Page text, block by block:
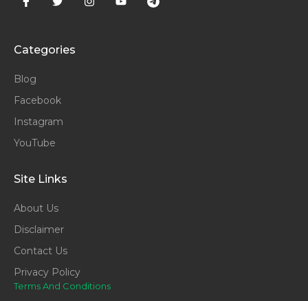
Categories
Blog
Facebook
Instagram
YouTube
Site Links
About Us
Disclaimer
Contact Us
Privacy Policy
Terms And Conditions